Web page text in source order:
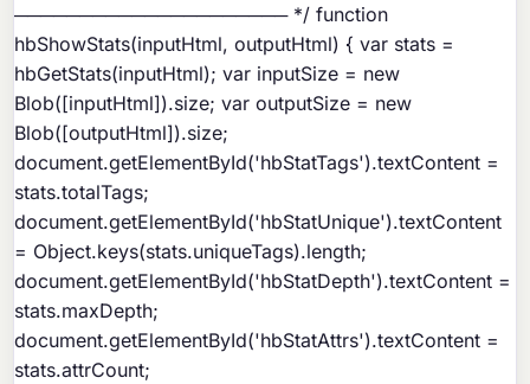
───────────────────── */ function
hbShowStats(inputHtml, outputHtml) { var stats =
hbGetStats(inputHtml); var inputSize = new
Blob([inputHtml]).size; var outputSize = new
Blob([outputHtml]).size;
document.getElementById('hbStatTags').textContent =
stats.totalTags;
document.getElementById('hbStatUnique').textContent
= Object.keys(stats.uniqueTags).length;
document.getElementById('hbStatDepth').textContent =
stats.maxDepth;
document.getElementById('hbStatAttrs').textContent =
stats.attrCount;